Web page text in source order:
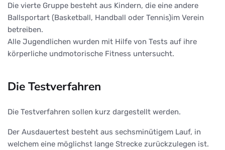
Die vierte Gruppe besteht aus Kindern, die eine andere
Ballsportart (Basketball, Handball oder Tennis)im Verein
betreiben.
Alle Jugendlichen wurden mit Hilfe von Tests auf ihre
körperliche undmotorische Fitness untersucht.
Die Testverfahren
Die Testverfahren sollen kurz dargestellt werden.
Der Ausdauertest besteht aus sechsminütigem Lauf, in
welchem eine möglichst lange Strecke zurückzulegen ist.